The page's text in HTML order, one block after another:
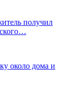
получил
около дома и